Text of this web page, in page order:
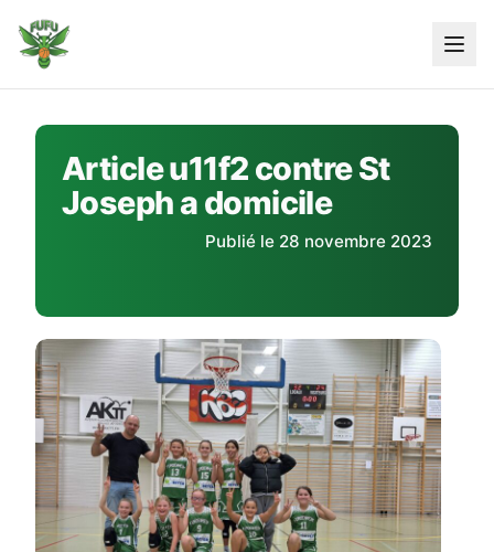
content
Article u11f2 contre St
Joseph a domicile
Publié le 28 novembre 2023